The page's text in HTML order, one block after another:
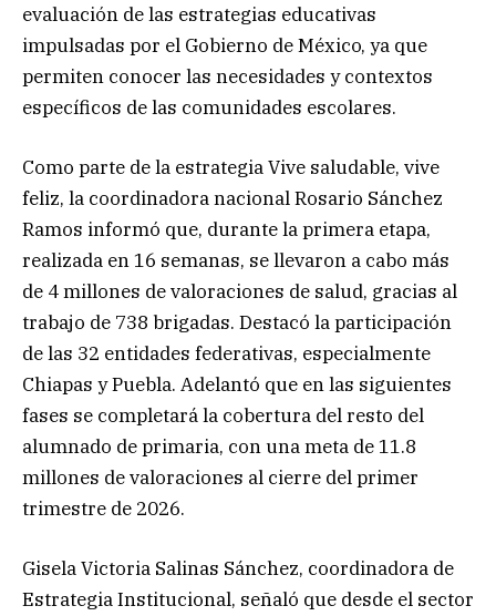
evaluación de las estrategias educativas
impulsadas por el Gobierno de México, ya que
permiten conocer las necesidades y contextos
específicos de las comunidades escolares.
Como parte de la estrategia Vive saludable, vive
feliz, la coordinadora nacional Rosario Sánchez
Ramos informó que, durante la primera etapa,
realizada en 16 semanas, se llevaron a cabo más
de 4 millones de valoraciones de salud, gracias al
trabajo de 738 brigadas. Destacó la participación
de las 32 entidades federativas, especialmente
Chiapas y Puebla. Adelantó que en las siguientes
fases se completará la cobertura del resto del
alumnado de primaria, con una meta de 11.8
millones de valoraciones al cierre del primer
trimestre de 2026.
Gisela Victoria Salinas Sánchez, coordinadora de
Estrategia Institucional, señaló que desde el sector